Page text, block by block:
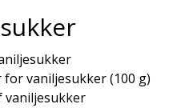
vaniljesukker (100 g)
vaniljesukker